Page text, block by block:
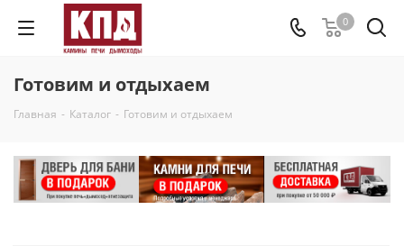
0
Готовим и отдыхаем
Главная - Каталог - Готовим и отдыхаем